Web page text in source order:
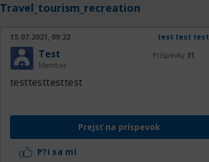
Travel_tourism_recreation
15.07.2021, 09:22 test test test
Test
Member
Príspevky 31
testtesttesttest
Prejsť na príspevok
P?i sa mi